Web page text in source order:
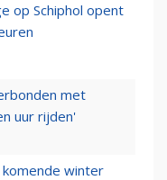
op Schiphol opent
met
uur rijden'
komende winter